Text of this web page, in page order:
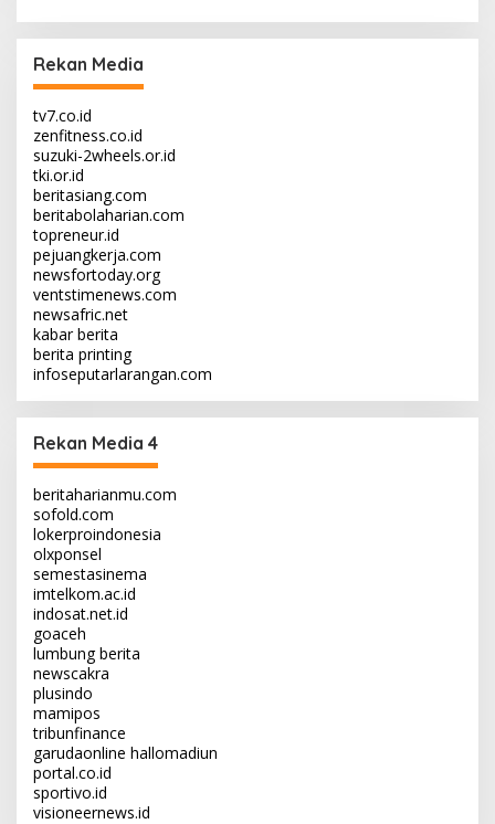
Rekan Media
tv7.co.id
zenfitness.co.id
suzuki-2wheels.or.id
tki.or.id
beritasiang.com
beritabolaharian.com
topreneur.id
pejuangkerja.com
newsfortoday.org
ventstimenews.com
newsafric.net
kabar berita
berita printing
infoseputarlarangan.com
Rekan Media 4
beritaharianmu.com
sofold.com
lokerproindonesia
olxponsel
semestasinema
imtelkom.ac.id
indosat.net.id
goaceh
lumbung berita
newscakra
plusindo
mamipos
tribunfinance
garudaonline hallomadiun
portal.co.id
sportivo.id
visioneernews.id